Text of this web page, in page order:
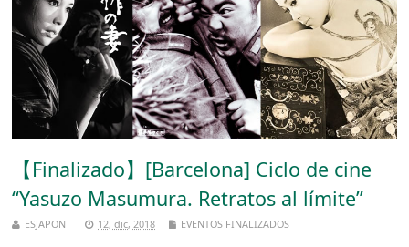
【Finalizado】[Barcelona] Ciclo de cine
“Yasuzo Masumura. Retratos al límite”
ESJAPON 12, dic, 2018 EVENTOS FINALIZADOS